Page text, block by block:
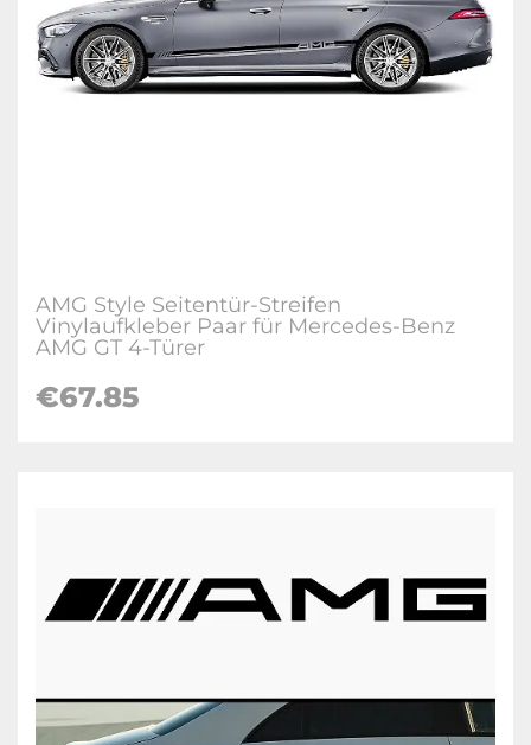
AMG Style Seitentür-Streifen
Vinylaufkleber Paar für Mercedes-Benz
AMG GT 4-Türer
€67.85